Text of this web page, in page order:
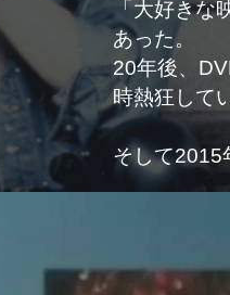
「大好き
あった。
20年後、
時熱狂して
そして2015